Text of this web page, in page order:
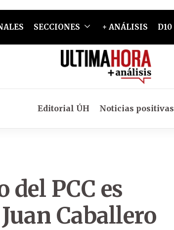
SECCIONES + ANÁLISIS D10
Editorial ÚH Noticias positivas
PCC es
Caballero